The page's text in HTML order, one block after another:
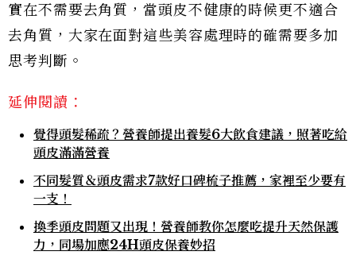
實在不需要去角質，當頭皮不健康的時候更不適合
去角質，大家在面對這些美容處理時的確需要多加
思考判斷。
延伸閱讀：
覺得頭髮稀疏？營養師提出養髮6大飲食建議，照著吃給
頭皮滿滿營養
不同髮質＆頭皮需求7款好口碑梳子推薦，家裡至少要有
一支！
換季頭皮問題又出現！營養師教你怎麼吃提升天然保護
力，同場加應24H頭皮保養妙招